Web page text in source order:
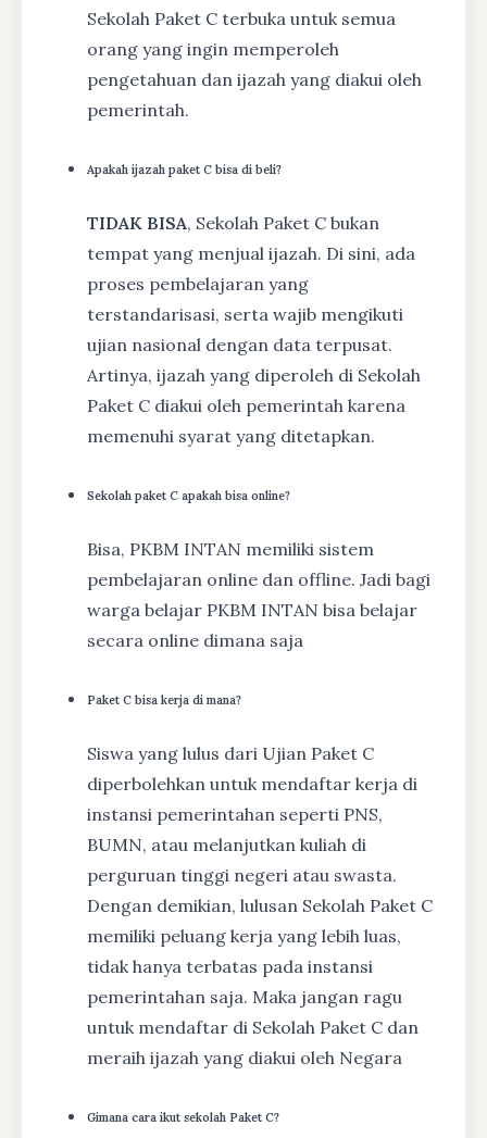
Sekolah Paket C terbuka untuk semua
orang yang ingin memperoleh
pengetahuan dan ijazah yang diakui oleh
pemerintah.
Apakah ijazah paket C bisa di beli?
TIDAK BISA, Sekolah Paket C bukan
tempat yang menjual ijazah. Di sini, ada
proses pembelajaran yang
terstandarisasi, serta wajib mengikuti
ujian nasional dengan data terpusat.
Artinya, ijazah yang diperoleh di Sekolah
Paket C diakui oleh pemerintah karena
memenuhi syarat yang ditetapkan.
Sekolah paket C apakah bisa online?
Bisa, PKBM INTAN memiliki sistem
pembelajaran online dan offline. Jadi bagi
warga belajar PKBM INTAN bisa belajar
secara online dimana saja
Paket C bisa kerja di mana?
Siswa yang lulus dari Ujian Paket C
diperbolehkan untuk mendaftar kerja di
instansi pemerintahan seperti PNS,
BUMN, atau melanjutkan kuliah di
perguruan tinggi negeri atau swasta.
Dengan demikian, lulusan Sekolah Paket C
memiliki peluang kerja yang lebih luas,
tidak hanya terbatas pada instansi
pemerintahan saja. Maka jangan ragu
untuk mendaftar di Sekolah Paket C dan
meraih ijazah yang diakui oleh Negara
Gimana cara ikut sekolah Paket C?